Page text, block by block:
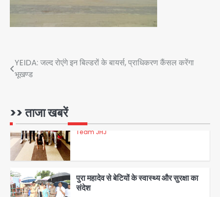
Post
navigation
YEIDA: जल्द रोएंगे इन बिल्डरों के बायर्स, प्राधिकरण कैंसल करेंगा
भूखण्ड
>> ताजा खबरें
4
डबल मर्डर का मुख्य साजिशकर्ता क्राइम ब्रांच
5
Team JHJ
पुरा महादेव से बेटियों के स्वास्थ्य और सुरक्षा का
संदेश